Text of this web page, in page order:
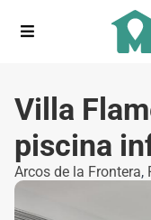
Villa
piscina
Arcos de la Frontera,